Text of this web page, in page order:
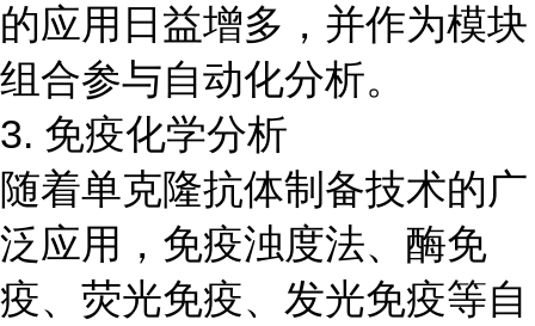
的应用日益增多，并作为模块
组合参与自动化分析。
3. 免疫化学分析
随着单克隆抗体制备技术的广
泛应用，免疫浊度法、酶免
疫、荧光免疫、发光免疫等自